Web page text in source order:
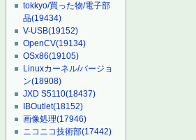
tokkyo/買った物/電子部
品(19434)
V-USB(19152)
OpenCV(19134)
OSx86(19105)
Linuxカーネル/バージョ
ン(18908)
JXD S5110(18437)
IBOutlet(18152)
画像処理(17946)
ニコニコ技術部(17442)